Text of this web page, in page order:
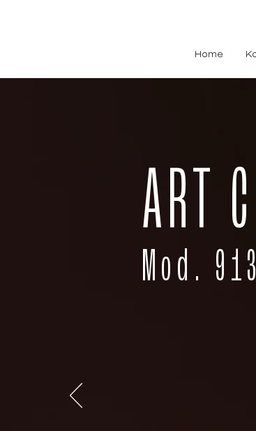
Home
ART
Mod.